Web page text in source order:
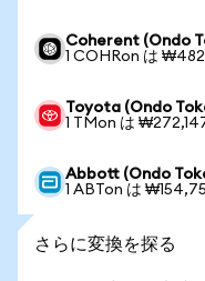
Coherent (Ondo
1 COHRon は
Toyota (Ondo
1 TMon は
Abbott (Ondo
1 ABTon は
さらに変換を探る